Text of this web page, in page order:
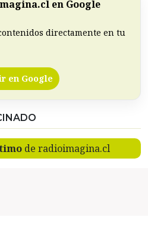
en Google
directamente en tu
en Google
de radioimagina.cl